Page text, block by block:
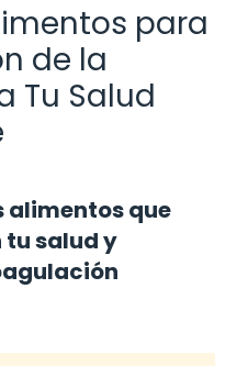
para
de la
Tu Salud
alimentos que
salud y